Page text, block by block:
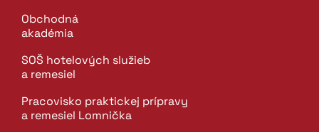
Obchodná
akadémia
SOŠ hotelových služieb
a remesiel
Pracovisko praktickej prípravy
a remesiel Lomnička